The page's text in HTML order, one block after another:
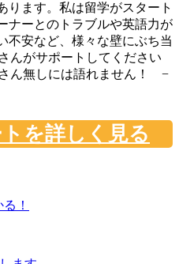
ります。私は留学がスタート
ナーとのトラブルや英語力が
不安など、様々な壁にぶち当
んがサポートしてください
ん無しには語れません！ −
を詳しく見る
！